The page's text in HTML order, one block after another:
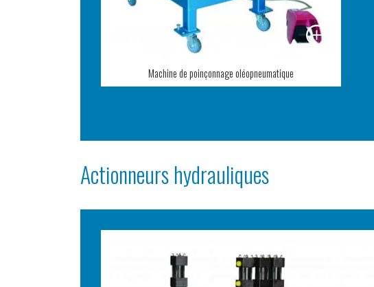
Machine de poinçonnage oléopneumatique
Actionneurs hydrauliques